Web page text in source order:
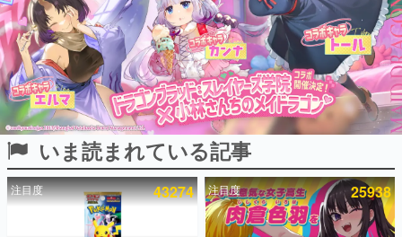
ピックアップ
電ファミのいま読まれている記事ランキング
いま読まれている記事
注目度 43274 注目度 25938